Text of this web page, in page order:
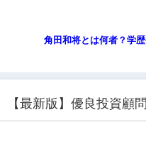
角田和将とは何者？学
【最新版】優良投資顧